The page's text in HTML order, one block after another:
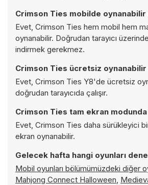
Crimson Ties mobilde oynanabilir
Evet, Crimson Ties hem mobil hem
oynanabilir. Doğrudan tarayıcı
indirmek gerekmez.
Crimson Ties ücretsiz oynanabilir
Evet, Crimson Ties Y8'de ücretsiz
doğrudan tarayıcıda çalışır.
Crimson Ties tam ekran
Evet, Crimson Ties daha sürükleyici
ekran oynanabilir.
Gelecek hafta hangi oyunları
Mobil oyunları bölümümüzdeki diğer
Mahjong Connect Halloween,